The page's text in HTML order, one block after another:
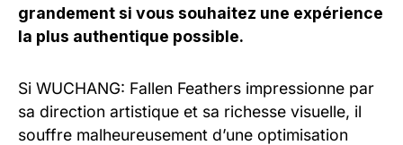
grandement si vous souhaitez une expérience
la plus authentique possible.
Si WUCHANG: Fallen Feathers impressionne par
sa direction artistique et sa richesse visuelle, il
souffre malheureusement d’une optimisation